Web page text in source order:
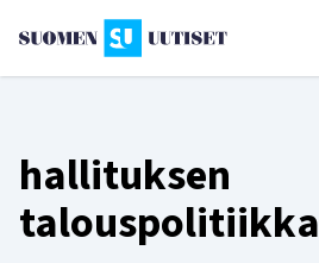
hallituksen
talouspolitiikka